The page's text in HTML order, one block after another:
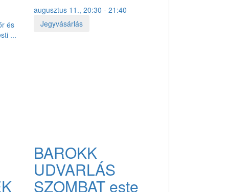
és
...
augusztus 11., 20:30 - 21:40
Jegyvásárlás
BAROKK
UDVARLÁS
SZOMBAT este